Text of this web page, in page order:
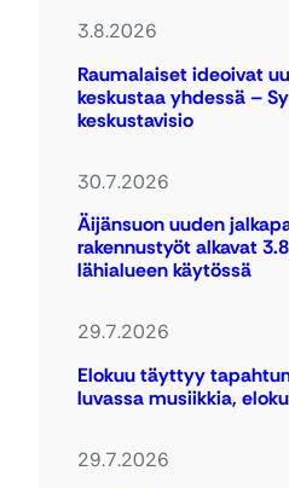
3.8.2026
Raumalaiset ideoivat
keskustaa yhdessä –
keskustavisio
30.7.2026
Äijänsuon uuden
rakennustyöt alkavat
lähialueen käytössä
29.7.2026
Elokuu täyttyy
luvassa musiikkia,
29.7.2026